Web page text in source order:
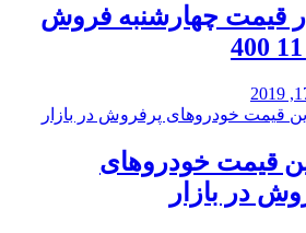
قیمت چهارشنبه فروش
قیمت خودرو‌های
در بازار